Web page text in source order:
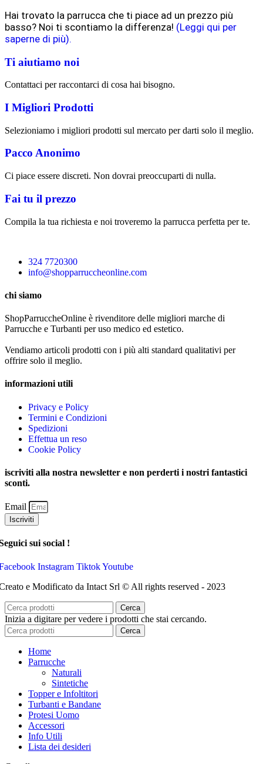
Hai trovato la parrucca che ti piace ad un prezzo più
basso? Noi ti scontiamo la differenza! (Leggi qui per
saperne di più).
Ti aiutiamo noi
Contattaci per raccontarci di cosa hai bisogno.
I Migliori Prodotti
Selezioniamo i migliori prodotti sul mercato per darti solo il meglio.
Pacco Anonimo
Ci piace essere discreti. Non dovrai preoccuparti di nulla.
Fai tu il prezzo
Compila la tua richiesta e noi troveremo la parrucca perfetta per te.
324 7720300
info@shopparruccheonline.com
chi siamo
ShopParruccheOnline è rivenditore delle migliori marche di
Parrucche e Turbanti per uso medico ed estetico.
Vendiamo articoli prodotti con i più alti standard qualitativi per
offrire solo il meglio.
informazioni utili
Privacy e Policy
Termini e Condizioni
Spedizioni
Effettua un reso
Cookie Policy
iscriviti alla nostra newsletter e non perderti i nostri fantastici
sconti.
Email
Iscriviti
sui social !
Instagram TiktokYoutube
e Modificato da Intact Srl © All rights reserved - 2023
Cerca
Inizia a digitare per vedere i prodotti che stai cercando.
Cerca
Home
Parrucche
Naturali
Sintetiche
Topper e Infoltitori
Turbanti e Bandane
Protesi Uomo
Accessori
Info Utili
Lista dei desideri